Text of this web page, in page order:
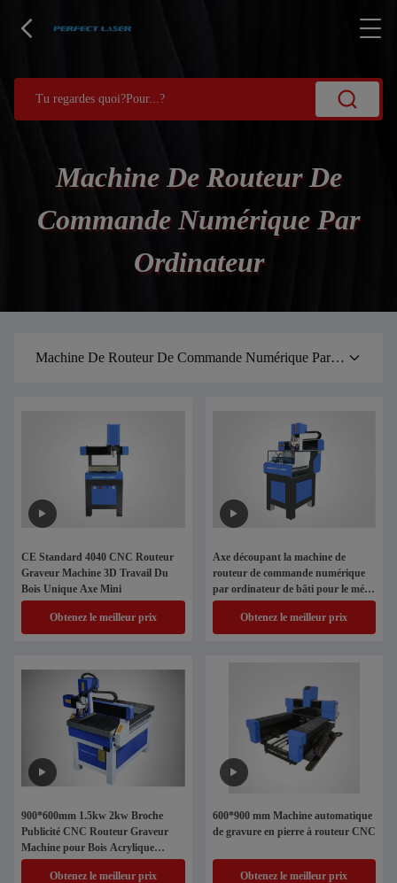
Machine De Routeur De
Commande Numérique Par
Ordinateur
Machine De Routeur De Commande Numérique Par Ordinateur
CE Standard 4040 CNC Routeur
Graveur Machine 3D Travail Du
Bois Unique Axe Mini
Obtenez le meilleur prix
Axe découpant la machine de
routeur de commande numérique
par ordinateur de bâti pour le métal
et non la gravure en métal
Obtenez le meilleur prix
900*600mm 1.5kw 2kw Broche
Publicité CNC Routeur Graveur
Machine pour Bois Acrylique
Aluminium
Obtenez le meilleur prix
600*900 mm Machine automatique
de gravure en pierre à routeur CNC
Obtenez le meilleur prix